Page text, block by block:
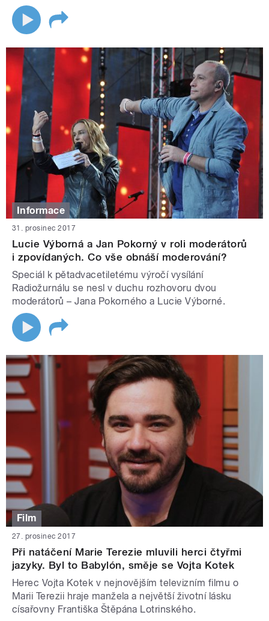
Informace
31. prosinec 2017
Lucie Výborná a Jan Pokorný v roli moderátorů
i zpovídaných. Co vše obnáší moderování?
Speciál k pětadvacetiletému výročí vysílání
Radiožurnálu se nesl v duchu rozhovoru dvou
moderátorů – Jana Pokorného a Lucie Výborné.
Film
27. prosinec 2017
Při natáčení Marie Terezie mluvili herci čtyřmi
jazyky. Byl to Babylón, směje se Vojta Kotek
Herec Vojta Kotek v nejnovějším televizním filmu o
Marii Terezii hraje manžela a největší životní lásku
císařovny Františka Štěpána Lotrinského.